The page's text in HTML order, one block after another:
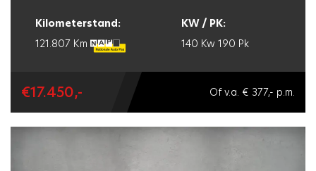
Kilometerstand:
KW / PK:
121.807 Km
140 Kw 190 Pk
€17.450,- Of v.a. € 377,- p.m.